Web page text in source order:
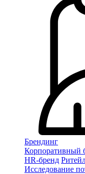
Брендинг
Корпоративный
НR-бренд
Исследование